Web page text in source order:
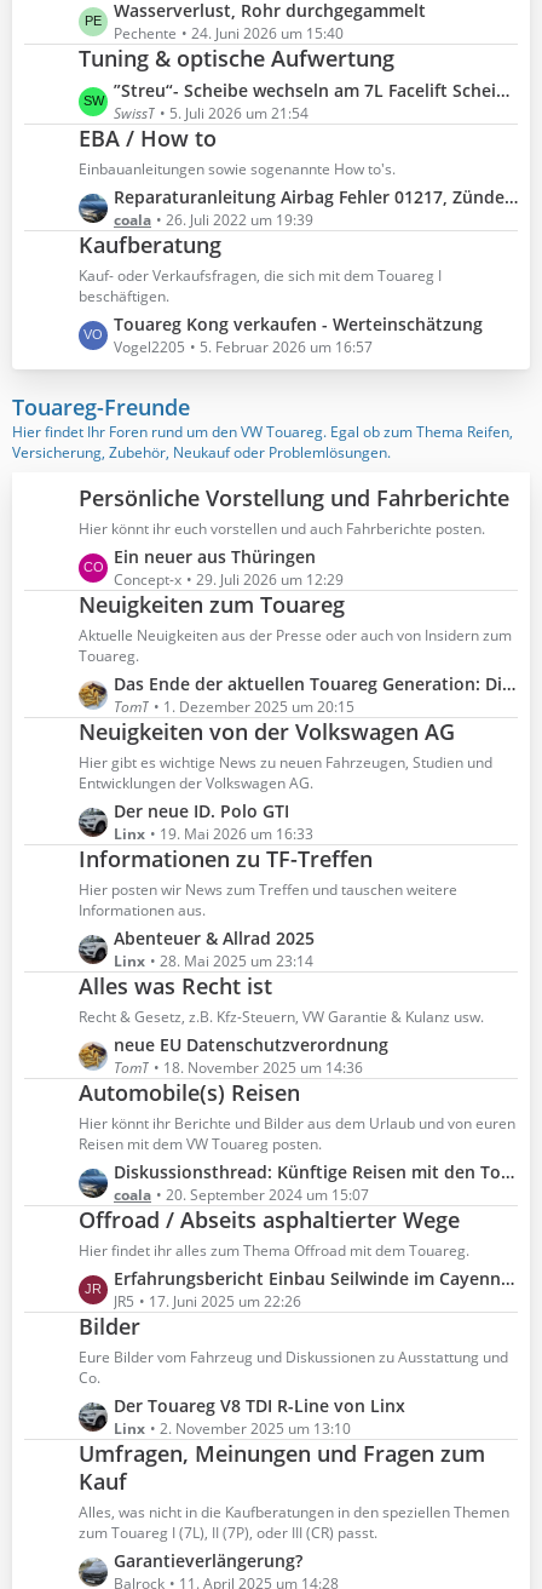
ä
g
e
i
t
r
ä
g
e
e
B
e
i
t
r
ä
g
e
L
e
t
z
t
e
e
i
t
r
ä
g
e
Wasserverlust, Rohr durchgegammelt
Pechente 24. Juni 2026 um 15:40
Tuning & optische Aufwertung
L
e
t
z
e
B
e
i
t
r
ä
e
”Streu“- Scheibe wechseln am 7L Facelift Scheinwerfer
SwissT 5. Juli 2026 um 21:54
EBA / How to
Einbauanleitungen sowie sogenannte How to's.
L
e
t
z
t
e
B
e
t
r
ä
g
e
Reparaturanleitung Airbag Fehler 01217, Zünder Seitenairbag, oberer Grenzwert überschritten
coala 26. Juli 2022 um 19:39
Kaufberatung
Kauf- oder Verkaufsfragen, die sich mit dem Touareg I
beschäftigen.
L
e
t
t
e
e
i
t
r
ä
g
e
Touareg Kong verkaufen - Werteinschätzung
Vogel2205 5. Februar 2026 um 16:57
Touareg-Freunde
Hier findet Ihr Foren rund um den VW Touareg. Egal ob zum Thema Reifen,
Versicherung, Zubehör, Neukauf oder Problemlösungen.
Persönliche Vorstellung und Fahrberichte
Hier könnt ihr euch vorstellen und auch Fahrberichte posten.
L
e
t
z
t
e
B
e
t
ä
g
e
Ein neuer aus Thüringen
Concept-x 29. Juli 2026 um 12:29
Neuigkeiten zum Touareg
Aktuelle Neuigkeiten aus der Presse oder auch von Insidern zum
Touareg.
L
e
t
z
t
e
B
e
t
ä
g
e
Das Ende der aktuellen Touareg Generation: Die "FINAL EDITION" - bestellbar bis Ende März 2026
TomT 1. Dezember 2025 um 20:15
Neuigkeiten von der Volkswagen AG
Hier gibt es wichtige News zu neuen Fahrzeugen, Studien und
Entwicklungen der Volkswagen AG.
L
e
t
z
t
e
B
e
t
r
ä
g
e
Der neue ID. Polo GTI
Linx 19. Mai 2026 um 16:33
Informationen zu TF-Treffen
Hier posten wir News zum Treffen und tauschen weitere
Informationen aus.
L
e
t
z
e
B
e
i
t
r
ä
g
e
Abenteuer & Allrad 2025
Linx 28. Mai 2025 um 23:14
Alles was Recht ist
Recht & Gesetz, z.B. Kfz-Steuern, VW Garantie & Kulanz usw.
L
e
t
z
t
e
B
e
t
r
ä
g
e
neue EU Datenschutzverordnung
TomT 18. November 2025 um 14:36
Automobile(s) Reisen
Hier könnt ihr Berichte und Bilder aus dem Urlaub und von euren
Reisen mit dem VW Touareg posten.
L
e
t
z
e
B
e
i
t
r
ä
g
e
Diskussionsthread: Künftige Reisen mit den Touareg-Freunden und der experience GmbH
coala 20. September 2024 um 15:07
Offroad / Abseits asphaltierter Wege
Hier findet ihr alles zum Thema Offroad mit dem Touareg.
L
e
t
z
t
e
B
e
i
t
r
ä
g
Erfahrungsbericht Einbau Seilwinde im Cayenne (ist ja quasi ein Touareg :-) )
JR5 17. Juni 2025 um 22:26
Bilder
Eure Bilder vom Fahrzeug und Diskussionen zu Ausstattung und
Co.
L
e
t
z
t
e
e
Der Touareg V8 TDI R-Line von Linx
Linx 2. November 2025 um 13:10
Umfragen, Meinungen und Fragen zum
Kauf
Alles, was nicht in die Kaufberatungen in den speziellen Themen
zum Touareg I (7L), II (7P), oder III (CR) passt.
L
Garantieverlängerung?
Balrock 11. April 2025 um 14:28